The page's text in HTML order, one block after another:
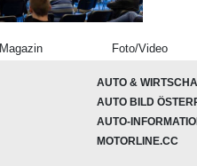
Magazin Foto/Video
AUTO &
AUTO BILD
AUTO-
MOTORLINE.CC